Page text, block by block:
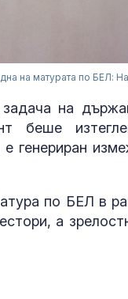
на матурата по БЕЛ:
на
беше
генериран
по БЕЛ в
а